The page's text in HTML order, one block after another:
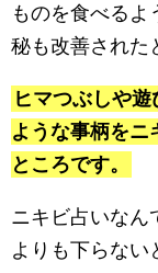
ものを食べるよ
秘も改善された
ヒマつぶしや
ような事柄をニ
ところです。
ニキビ占いなん
よりも下らない